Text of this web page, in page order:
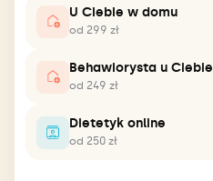
U Ciebie w domu
od 299 zł
Behawiorysta u Ciebie
od 249 zł
Dietetyk online
od 250 zł